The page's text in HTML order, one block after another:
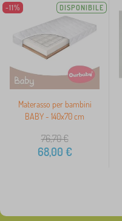
-11% DISPONIBILE
Materasso per bambini
BABY - 140x70 cm
76,70€
68,00 €